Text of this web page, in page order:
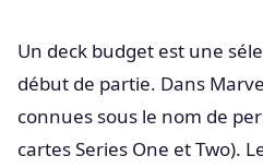
Un deck budget est une
début de partie. Dans
connues sous le nom de
cartes Series One et Two).